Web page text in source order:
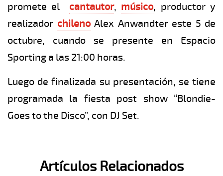
promete el cantautor, músico, productor y
realizador chilenoAlex Anwandter este 5 de
octubre, cuando se presente en Espacio
Sporting a las 21:00 horas.
Luego de finalizada su presentación, se tiene
programada la fiesta post show “Blondie-
Goes to the Disco”, con DJ Set.
Artículos Relacionados